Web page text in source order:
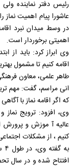
رئیس دفتر نماینده
عاشورا پیام اهمیت
در وسط میدان نبرد
اهمیتی برخوردار است.
وی ابراز کرد: باید از
اقامه کنیم تا مشمول
طاهر علمی، معاون
انی مراسم، گفت: مهم
که اگر اقامه نماز با
وی، افزود: ترویج نماز
عالیه آ موزش و پرورش
کنیم ، از مشکلات